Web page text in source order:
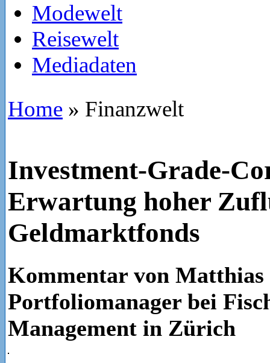
Modewelt
Reisewelt
Mediadaten
Home » Finanzwelt
Investment-Grade-
Erwartung hoher
Geldmarktfonds
Kommentar von
Portfoliomanager bei
Management in Zürich